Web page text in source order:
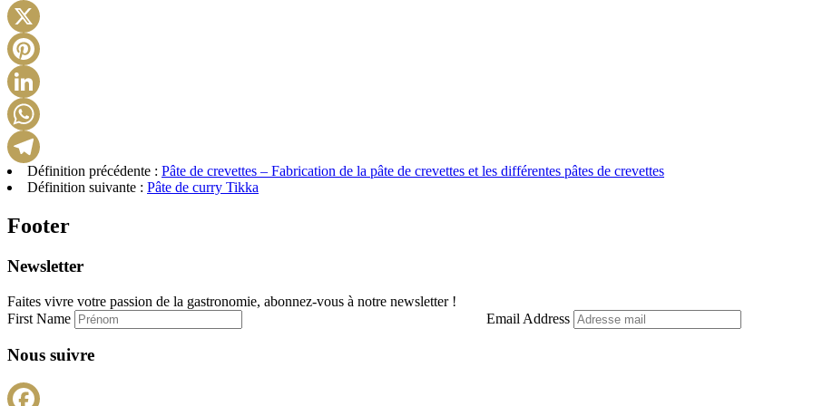
Telegram
Définition précédente : Pâte de crevettes – Fabrication de la pâte de crevettes et les différentes pâtes de crevettes
Définition suivante : Pâte de curry Tikka
Footer
Newsletter
Faites vivre votre passion de la gastronomie, abonnez-vous à notre newsletter !
First Name
Email Address
Nous suivre